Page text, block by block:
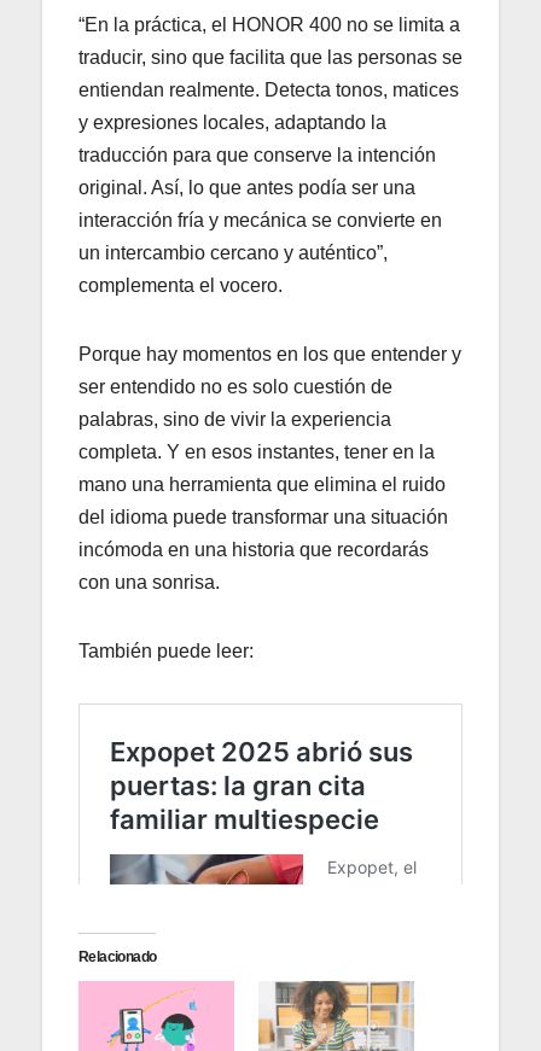
“En la práctica, el HONOR 400 no se limita a
traducir, sino que facilita que las personas se
entiendan realmente. Detecta tonos, matices
y expresiones locales, adaptando la
traducción para que conserve la intención
original. Así, lo que antes podía ser una
interacción fría y mecánica se convierte en
un intercambio cercano y auténtico”,
complementa el vocero.
Porque hay momentos en los que entender y
ser entendido no es solo cuestión de
palabras, sino de vivir la experiencia
completa. Y en esos instantes, tener en la
mano una herramienta que elimina el ruido
del idioma puede transformar una situación
incómoda en una historia que recordarás
con una sonrisa.
También puede leer:
Relacionado